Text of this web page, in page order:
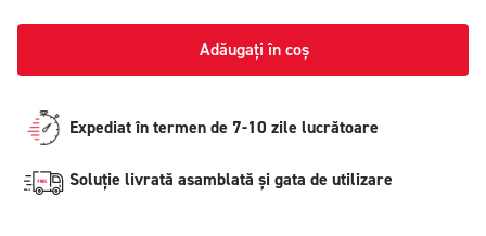
Adăugați în coș
Expediat în termen de 7-10 zile lucrătoare
Soluție livrată asamblată și gata de utilizare